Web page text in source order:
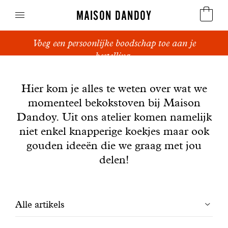
MAISON DANDOY
Speculoos
Suikerbrood en peperkoek
Cakes
Snoepgoed
Voeg een persoonlijke boodschap toe aan je
bestelling.
Hier kom je alles te weten over wat we
momenteel bekokstoven bij Maison
Dandoy. Uit ons atelier komen namelijk
niet enkel knapperige koekjes maar ook
gouden ideeën die we graag met jou
delen!
Filtrer
Alle artikels